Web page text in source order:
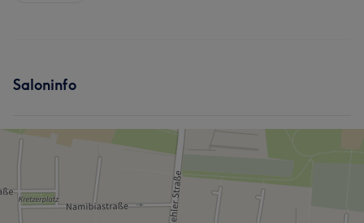
Saloninfo